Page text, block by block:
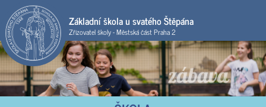
Základní škola u svatého Štěpána
Zřizovatel školy - Městská část Praha 2